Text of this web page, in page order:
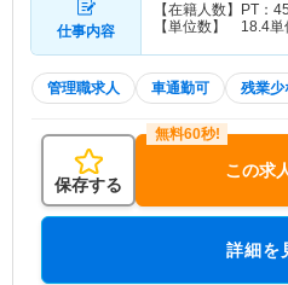
仕事内容
【在籍人数】PT
【単位数】 18.4
管理職求人 車通勤可 残業少
保存する
この求
詳細を